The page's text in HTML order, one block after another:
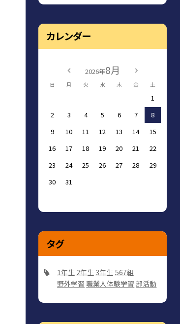
カレンダー
2026年8月
日 月 火 水 木 金 土
1
2
3 4 5 6 7
8
9
10 11 12 13 14
15
16
17 18 19 20 21
22
23
24 25 26 27 28
29
30
31
タグ
1年生 2年生 3年生 567組
野外学習 職業人体験学習 部活動